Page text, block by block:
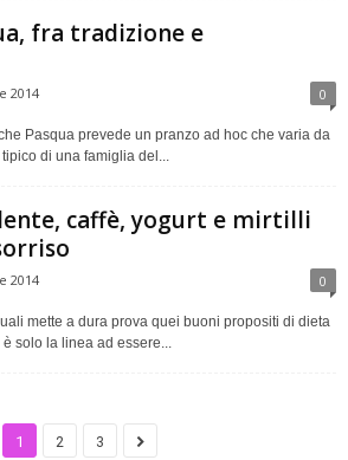
fra tradizione e
2014 0
Pasqua prevede un pranzo ad hoc che varia da
di una famiglia del...
caffè, yogurt e mirtilli
2014 0
mette a dura prova quei buoni propositi di dieta
solo la linea ad essere...
1 2 3